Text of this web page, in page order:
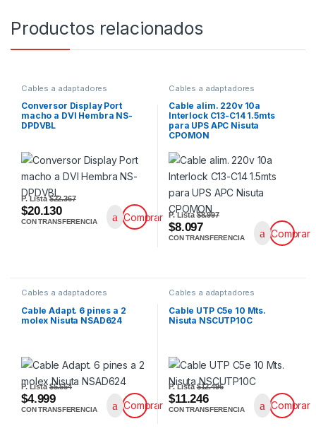
Productos relacionados
Cables a adaptadores
Conversor Display Port
macho a DVI Hembra NS-
DPDVBL
P. Lista$22.367
$20.130
CON TRANSFERENCIA Comprar
Cables a adaptadores
Cable alim. 220v 10a
Interlock C13-C14 1.5mts
para UPS APC Nisuta
CPOMON
P. Lista$8.997
$8.097
CON TRANSFERENCIA Comprar
Cables a adaptadores
Cable Adapt. 6 pines a 2
molex Nisuta NSAD624
P. Lista$5.554
$4.999
CON TRANSFERENCIA Comprar
Cables a adaptadores
Cable UTP C5e 10 Mts.
Nisuta NSCUTP10C
P. Lista$12.496
$11.246
CON TRANSFERENCIA Comprar